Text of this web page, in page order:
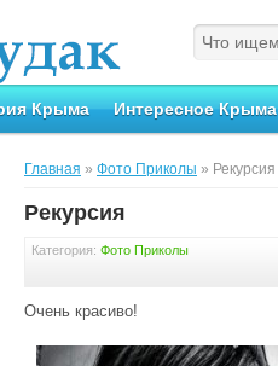
Крыма Интересное Крыма
Главная » Фото Приколы » Рекурсия
Рекурсия
Категория: Фото Приколы
Очень красиво!